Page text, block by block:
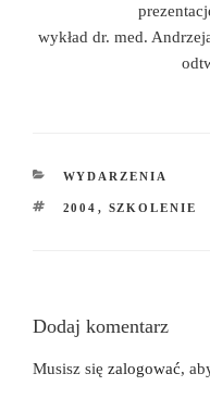
wykład dr. med.
KATEGORIE
WYDARZENIA
TAGI
2004 , SZKOLENIE
Dodaj komentarz
Musisz się zalogować,